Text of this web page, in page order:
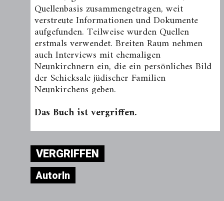
Quellenbasis zusammengetragen, weit
verstreute Informationen und Dokumente
aufgefunden. Teilweise wurden Quellen
erstmals verwendet. Breiten Raum nehmen
auch Interviews mit ehemaligen
Neunkirchnern ein, die ein persönliches Bild
der Schicksale jüdischer Familien
Neunkirchens geben.
Das Buch ist vergriffen.
VERGRIFFEN
AutorIn